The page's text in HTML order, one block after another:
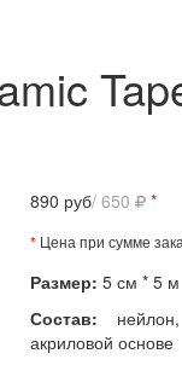
890 руб/ 650 *
* Цена при сумме
Размер: 5 см * 5 м
Состав:
акриловой основе